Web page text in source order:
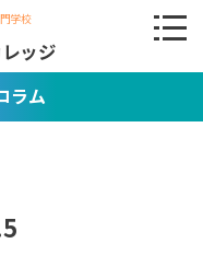
学校
ッジ
ラム